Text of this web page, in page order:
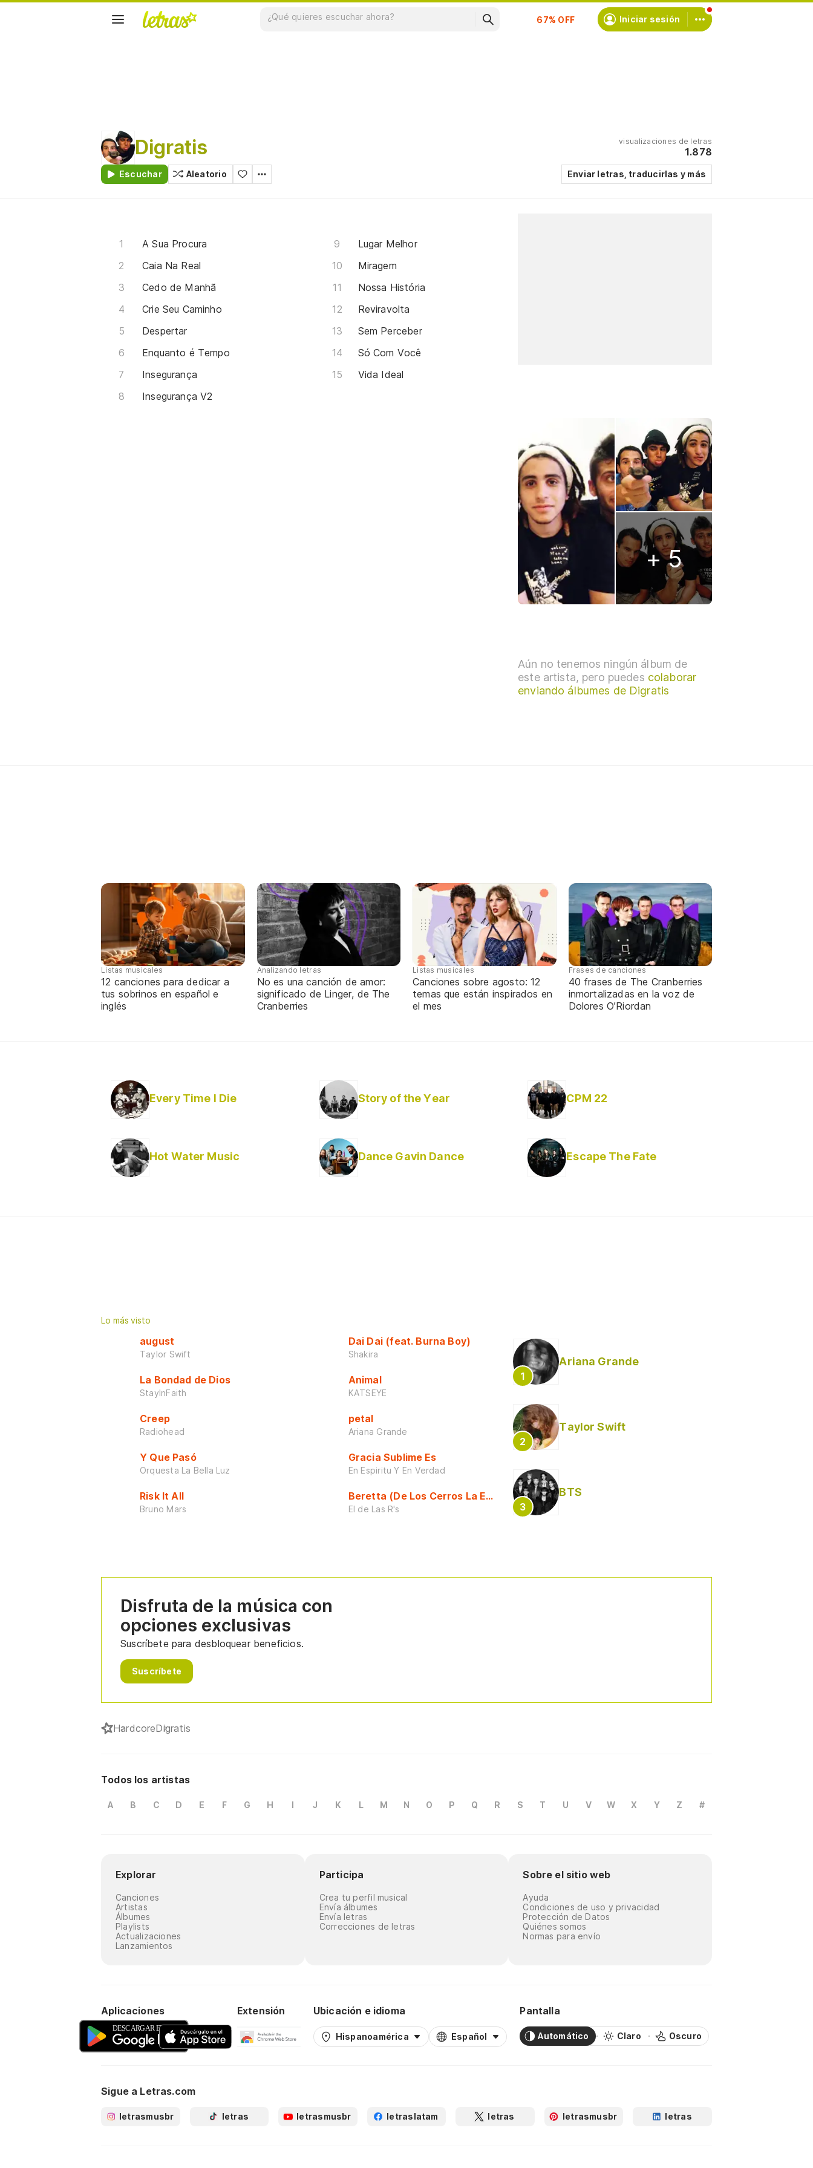
Suscríbete Iniciar sesión
Digratis
Escuchar Aleatorio
visualizaciones de letras
1.878
Enviar letras, traducirlas y más
A Sua Procura
Caia Na Real
Cedo de Manhã
Crie Seu Caminho
Despertar
Enquanto é Tempo
Insegurança
Insegurança V2
Lugar Melhor
Miragem
Nossa História
Reviravolta
Sem Perceber
Só Com Você
Vida Ideal
+ 5
Aún no tenemos ningún álbum de
este artista, pero puedes colaborar
enviando álbumes de Digratis
Listas musicales
12 canciones para dedicar a
tus sobrinos en español e
inglés
Analizando letras
No es una canción de amor:
significado de Linger, de The
Cranberries
Listas musicales
Canciones sobre agosto: 12
temas que están inspirados en
el mes
Frases de canciones
40 frases de The Cranberries
inmortalizadas en la voz de
Dolores O’Riordan
Every Time I Die Story of the Year CPM 22
Hot Water Music Dance Gavin Dance Escape The Fate
Lo más visto
august
Taylor Swift
La Bondad de Dios
StayInFaith
Creep
Radiohead
Y Que Pasó
Orquesta La Bella Luz
Risk It All
Bruno Mars
Dai Dai (feat. Burna Boy)
Shakira
Animal
KATSEYE
petal
Ariana Grande
Gracia Sublime Es
En Espiritu Y En Verdad
Beretta (De Los Cerros La Escuela)
El de Las R's
Ariana Grande
Taylor Swift
BTS
Disfruta de la música con
opciones exclusivas
Suscríbete para desbloquear beneficios.
Suscríbete
HardcoreDigratis
Todos los artistas
A B C D E F G H I J K L M N O P Q R S T U V W X Y Z #
Explorar
Canciones
Artistas
Álbumes
Playlists
Actualizaciones
Lanzamientos
Participa
Crea tu perfil musical
Envía álbumes
Envía letras
Correcciones de letras
Sobre el sitio web
Ayuda
Condiciones de uso y privacidad
Protección de Datos
Quiénes somos
Normas para envío
Aplicaciones Extensión Ubicación e idioma
Hispanoamérica Español
Pantalla
Automático Claro Oscuro
Sigue a Letras.com
letrasmusbr letras letrasmusbr letraslatam letras letrasmusbr letras